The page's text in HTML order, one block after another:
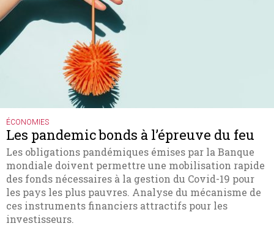
ÉCONOMIES
Les pandemic bonds à l’épreuve du feu
Les obligations pandémiques émises par la Banque
mondiale doivent permettre une mobilisation rapide
des fonds nécessaires à la gestion du Covid-19 pour
les pays les plus pauvres. Analyse du mécanisme de
ces instruments financiers attractifs pour les
investisseurs.